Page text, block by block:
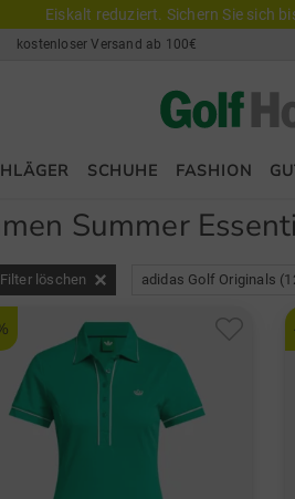
Eiskalt reduziert. Sichern Sie sich
kostenloser Versand ab 100€
SCHUHE FASHION
Summer
löschen adidas Golf Originals